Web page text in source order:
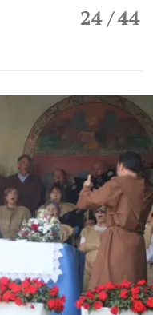
24/ 44